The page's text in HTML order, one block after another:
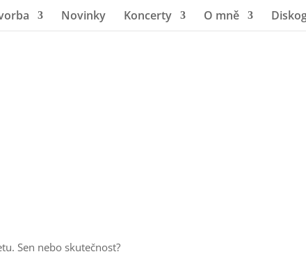
Novinky Koncerty O mně
Sen nebo skutečnost?